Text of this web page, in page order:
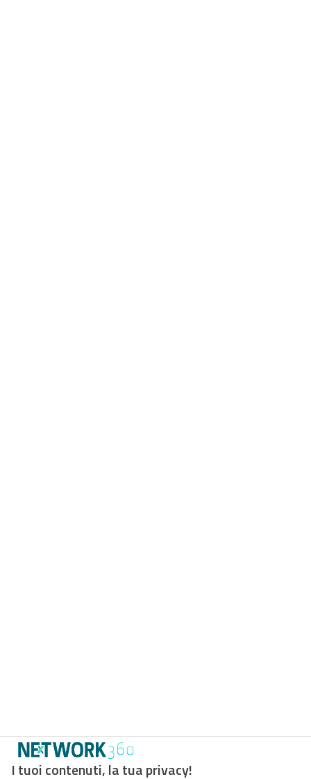
I tuoi contenuti, la tua privacy!